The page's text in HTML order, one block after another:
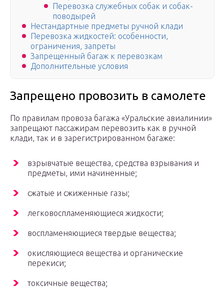
Перевозка служебных собак и собак-
поводырей
Нестандартные предметы ручной клади
Перевозка жидкостей: особенности,
ограничения, запреты
Запрещенный багаж к перевозкам
Дополнительные условия
Запрещено провозить в самолете
По правилам провоза багажа «Уральские авиалинии»
запрещают пассажирам перевозить как в ручной
клади, так и в зарегистрированном багаже:
взрывчатые вещества, средства взрывания и
предметы, ими начиненные;
сжатые и сжиженные газы;
легковоспламеняющиеся жидкости;
воспламеняющиеся твердые вещества;
окисляющиеся вещества и органические
перекиси;
токсичные вещества;